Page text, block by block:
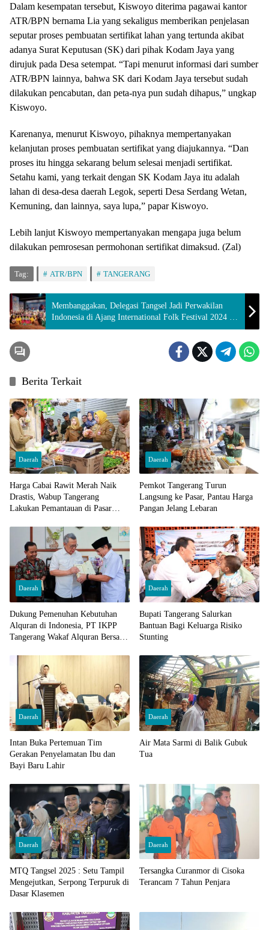
Dalam kesempatan tersebut, Kiswoyo diterima pagawai kantor
ATR/BPN bernama Lia yang sekaligus memberikan penjelasan
seputar proses pembuatan sertifikat lahan yang tertunda akibat
adanya Surat Keputusan (SK) dari pihak Kodam Jaya yang
dirujuk pada Desa setempat. “Tapi menurut informasi dari sumber
ATR/BPN lainnya, bahwa SK dari Kodam Jaya tersebut sudah
dilakukan pencabutan, dan peta-nya pun sudah dihapus,” ungkap
Kiswoyo.
Karenanya, menurut Kiswoyo, pihaknya mempertanyakan
kelanjutan proses pembuatan sertifikat yang diajukannya. “Dan
proses itu hingga sekarang belum selesai menjadi sertifikat.
Setahu kami, yang terkait dengan SK Kodam Jaya itu adalah
lahan di desa-desa daerah Legok, seperti Desa Serdang Wetan,
Kemuning, dan lainnya, saya lupa,” papar Kiswoyo.
Lebih lanjut Kiswoyo mempertanyakan mengapa juga belum
dilakukan pemrosesan permohonan sertifikat dimaksud. (Zal)
Tag: ATR/BPN TANGERANG
Membanggakan, Delegasi Tangsel Jadi Perwakilan
Indonesia di Ajang International Folk Festival 2024 di
Nepal
Berita Terkait
Daerah
Harga Cabai Rawit Merah Naik
Drastis, Wabup Tangerang
Lakukan Pemantauan di Pasar
Daerah
Pemkot Tangerang Turun
Langsung ke Pasar, Pantau Harga
Pangan Jelang Lebaran
Daerah
Dukung Pemenuhan Kebutuhan
Alquran di Indonesia, PT IKPP
Tangerang Wakaf Alquran Bersama
Daerah
Bupati Tangerang Salurkan
Bantuan Bagi Keluarga Risiko
Stunting
Daerah
Intan Buka Pertemuan Tim
Gerakan Penyelamatan Ibu dan
Bayi Baru Lahir
Daerah
Air Mata Sarmi di Balik Gubuk
Tua
Daerah
MTQ Tangsel 2025 : Setu Tampil
Mengejutkan, Serpong Terpuruk di
Dasar Klasemen
Daerah
Tersangka Curanmor di Cisoka
Terancam 7 Tahun Penjara